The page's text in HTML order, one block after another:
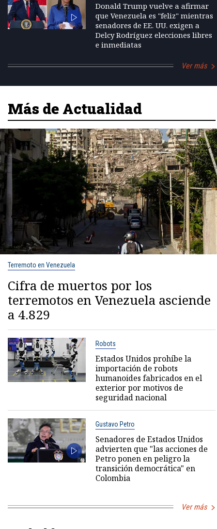
Donald Trump vuelve a afirmar
que Venezuela es "feliz" mientras
senadores de EE. UU. exigen a
Delcy Rodríguez elecciones libres
e inmediatas
Ver más
Más de Actualidad
Terremoto en Venezuela
Cifra de muertos por los
terremotos en Venezuela asciende
a 4.829
Robots
Estados Unidos prohíbe la
importación de robots
humanoides fabricados en el
exterior por motivos de
seguridad nacional
Gustavo Petro
Senadores de Estados Unidos
advierten que "las acciones de
Petro ponen en peligro la
transición democrática" en
Colombia
Ver más